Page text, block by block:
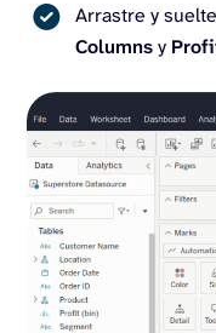
Arrastre y suelte
Columnsy